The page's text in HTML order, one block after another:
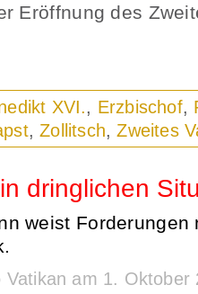
Eröffnung des
XVI., Erzbischof,
,Zollitsch,Zweites
dringlichen
weist Forderungen
Vatikan am 1. Oktober